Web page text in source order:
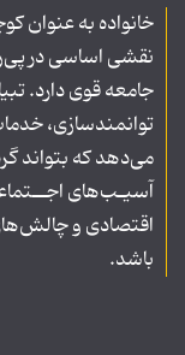
خانواده به عنوان
نقشی اساسی در
جامعه قوی دارد.
توانمندسازی،
می‌دهد که بتواند
آسیـب‌های
اقتصادی و
باشد.